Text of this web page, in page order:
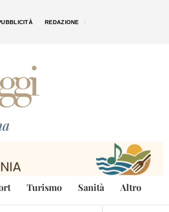
REDAZIONE
Turismo Sanità Altro